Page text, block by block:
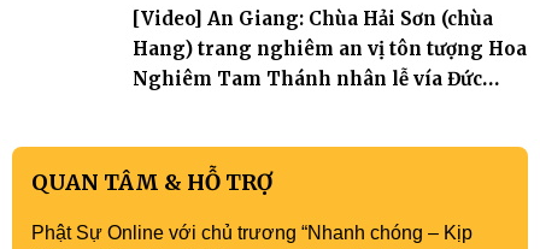
[Video] An Giang: Chùa Hải Sơn (chùa
Hang) trang nghiêm an vị tôn tượng Hoa
Nghiêm Tam Thánh nhân lễ vía Đức
QUAN TÂM & HỖ TRỢ
Phật Sự Online với chủ trương “Nhanh chóng – Kịp